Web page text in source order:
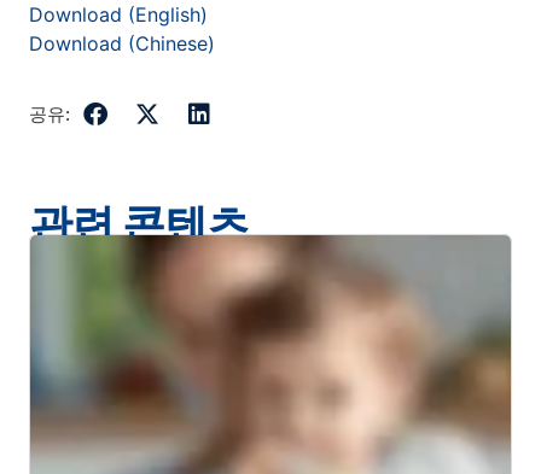
Download (English)
Download (Chinese)
공유:
관련 콘텐츠